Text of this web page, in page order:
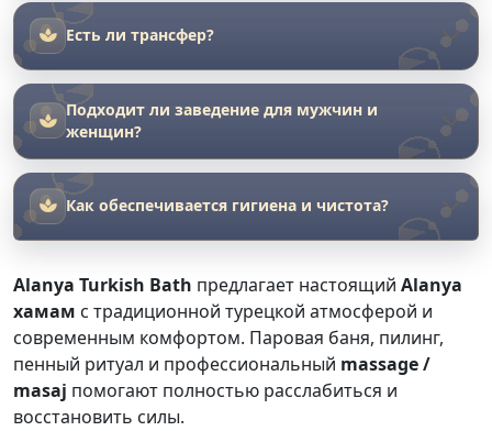
Есть ли трансфер?
Подходит ли заведение для мужчин и
женщин?
Как обеспечивается гигиена и чистота?
Alanya Turkish Bath предлагает настоящий Alanya
хамам с традиционной турецкой атмосферой и
современным комфортом. Паровая баня, пилинг,
пенный ритуал и профессиональный massage /
masaj помогают полностью расслабиться и
восстановить силы.